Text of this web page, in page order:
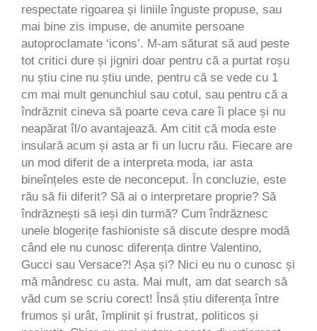
respectate rigoarea și liniile înguste propuse, sau
mai bine zis impuse, de anumite persoane
autoproclamate ‘icons’. M-am săturat să aud peste
tot critici dure și jigniri doar pentru că a purtat roșu
nu știu cine nu știu unde, pentru că se vede cu 1
cm mai mult genunchiul sau cotul, sau pentru că a
îndrăznit cineva să poarte ceva care îi place și nu
neapărat îl/o avantajează. Am citit că moda este
insulară acum și asta ar fi un lucru rău. Fiecare are
un mod diferit de a interpreta moda, iar asta
bineînțeles este de neconceput. În concluzie, este
rău să fii diferit? Să ai o interpretare proprie? Să
îndrăznești să ieși din turmă? Cum îndrăznesc
unele blogerițe fashioniste să discute despre modă
când ele nu cunosc diferența dintre Valentino,
Gucci sau Versace?! Așa și? Nici eu nu o cunosc și
mă mândresc cu asta. Mai mult, am dat search să
văd cum se scriu corect! Însă știu diferența între
frumos și urât, împlinit și frustrat, politicos și